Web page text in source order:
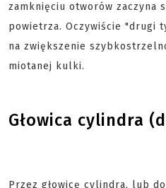
zamknięciu otworów zaczyna
powietrza. Oczywiście "drugi
na zwiększenie
miotanej kulki.
Głowica cylindra
Przez głowicę cylindra, lub